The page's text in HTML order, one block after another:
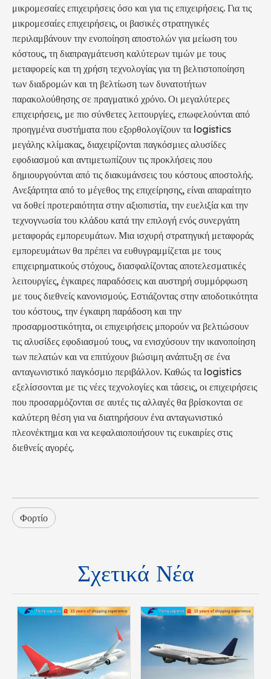
μικρομεσαίες επιχειρήσεις όσο και για τις επιχειρήσεις. Για τις
μικρομεσαίες επιχειρήσεις, οι βασικές στρατηγικές
περιλαμβάνουν την ενοποίηση αποστολών για μείωση του
κόστους, τη διαπραγμάτευση καλύτερων τιμών με τους
μεταφορείς και τη χρήση τεχνολογίας για τη βελτιστοποίηση
των διαδρομών και τη βελτίωση των δυνατοτήτων
παρακολούθησης σε πραγματικό χρόνο. Οι μεγαλύτερες
επιχειρήσεις, με πιο σύνθετες λειτουργίες, επωφελούνται από
προηγμένα συστήματα που εξορθολογίζουν τα logistics
μεγάλης κλίμακας, διαχειρίζονται παγκόσμιες αλυσίδες
εφοδιασμού και αντιμετωπίζουν τις προκλήσεις που
δημιουργούνται από τις διακυμάνσεις του κόστους αποστολής.
Ανεξάρτητα από το μέγεθος της επιχείρησης, είναι απαραίτητο
να δοθεί προτεραιότητα στην αξιοπιστία, την ευελιξία και την
τεχνογνωσία του κλάδου κατά την επιλογή ενός συνεργάτη
μεταφοράς εμπορευμάτων. Μια ισχυρή στρατηγική μεταφοράς
εμπορευμάτων θα πρέπει να ευθυγραμμίζεται με τους
επιχειρηματικούς στόχους, διασφαλίζοντας αποτελεσματικές
λειτουργίες, έγκαιρες παραδόσεις και αυστηρή συμμόρφωση
με τους διεθνείς κανονισμούς. Εστιάζοντας στην αποδοτικότητα
του κόστους, την έγκαιρη παράδοση και την
προσαρμοστικότητα, οι επιχειρήσεις μπορούν να βελτιώσουν
τις αλυσίδες εφοδιασμού τους, να ενισχύσουν την ικανοποίηση
των πελατών και να επιτύχουν βιώσιμη ανάπτυξη σε ένα
ανταγωνιστικό παγκόσμιο περιβάλλον. Καθώς τα logistics
εξελίσσονται με τις νέες τεχνολογίες και τάσεις, οι επιχειρήσεις
που προσαρμόζονται σε αυτές τις αλλαγές θα βρίσκονται σε
καλύτερη θέση για να διατηρήσουν ένα ανταγωνιστικό
πλεονέκτημα και να κεφαλαιοποιήσουν τις ευκαιρίες στις
διεθνείς αγορές.
Φορτίο
Σχετικά Νέα